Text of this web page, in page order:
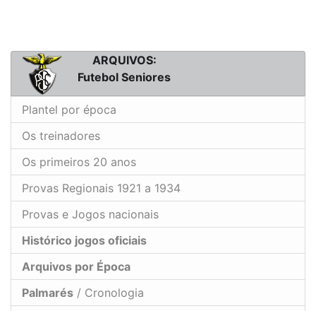
ARQUIVOS:
Futebol Seniores
Plantel por época
Os treinadores
Os primeiros 20 anos
Provas Regionais 1921 a 1934
Provas e Jogos nacionais
Histórico jogos oficiais
Arquivos por Época
Palmarés / Cronologia